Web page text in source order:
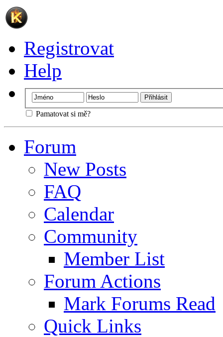
Registrovat
Help
Pamatovat si mě?
Forum
New Posts
FAQ
Calendar
Community
Member List
Forum Actions
Mark Forums Read
Quick Links